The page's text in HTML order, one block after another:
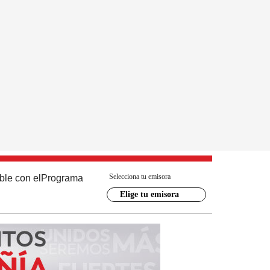
con el Programa Selecciona tu emisora
Elige tu emisora